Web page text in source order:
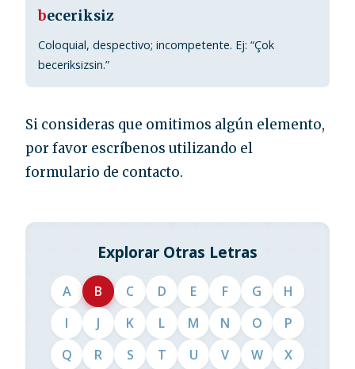
beceriksiz
Coloquial, despectivo; incompetente. Ej: “Çok
beceriksizsin.”
Si consideras que omitimos algún elemento,
por favor escríbenos utilizando el
formulario de contacto.
Explorar Otras Letras
A B C D E F G
H
I
J K L M N O
P
Q
R S T U V W
X